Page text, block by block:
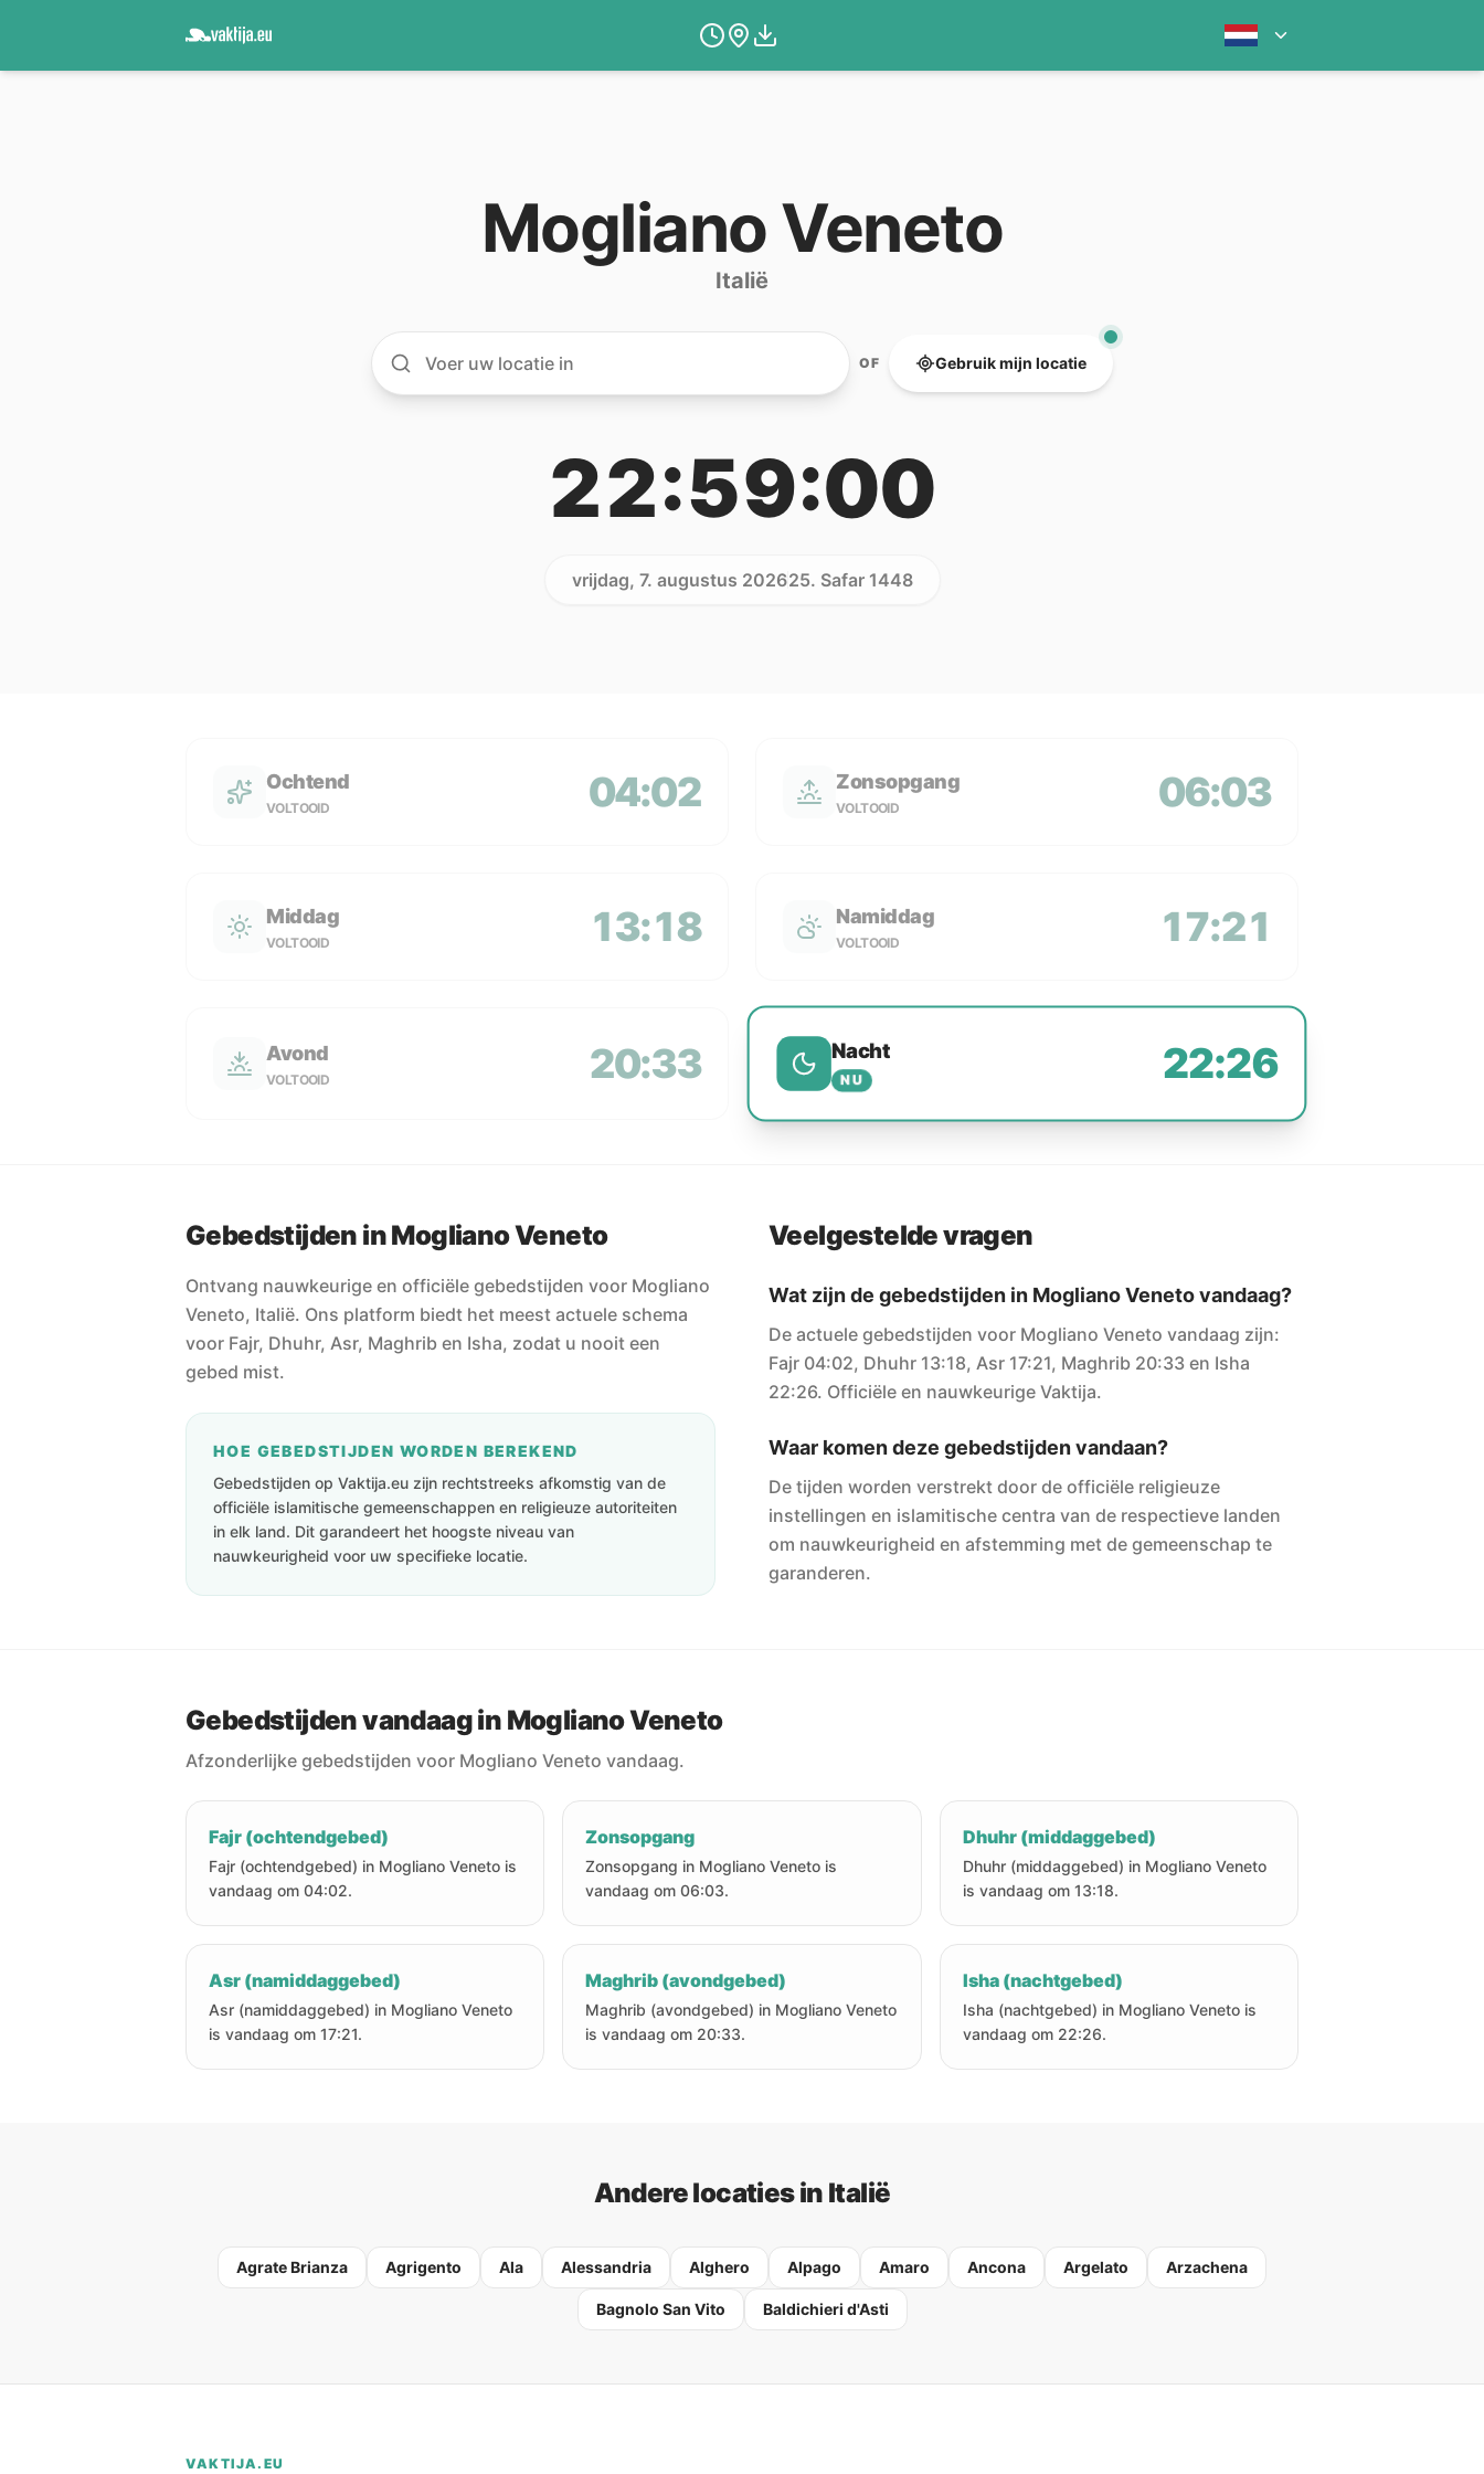
Mogliano Veneto
Italië
OF Gebruik mijn locatie
22:59:00
vrijdag, 7. augustus 202625. Safar 1448
Ochtend
VOLTOOID 04:02 Zonsopgang
VOLTOOID 06:03
Middag
VOLTOOID 13:18 Namiddag
VOLTOOID 17:21
Avond
VOLTOOID 20:33 Nacht
NU 22:26
Gebedstijden in Mogliano Veneto
Ontvang nauwkeurige en officiële gebedstijden voor Mogliano
Veneto, Italië. Ons platform biedt het meest actuele schema
voor Fajr, Dhuhr, Asr, Maghrib en Isha, zodat u nooit een
gebed mist.
HOE GEBEDSTIJDEN WORDEN BEREKEND
Gebedstijden op Vaktija.eu zijn rechtstreeks afkomstig van de
officiële islamitische gemeenschappen en religieuze autoriteiten
in elk land. Dit garandeert het hoogste niveau van
nauwkeurigheid voor uw specifieke locatie.
Veelgestelde vragen
Wat zijn de gebedstijden in Mogliano Veneto vandaag?
De actuele gebedstijden voor Mogliano Veneto vandaag zijn:
Fajr 04:02, Dhuhr 13:18, Asr 17:21, Maghrib 20:33 en Isha
22:26. Officiële en nauwkeurige Vaktija.
Waar komen deze gebedstijden vandaan?
De tijden worden verstrekt door de officiële religieuze
instellingen en islamitische centra van de respectieve landen
om nauwkeurigheid en afstemming met de gemeenschap te
garanderen.
Gebedstijden vandaag in Mogliano Veneto
Afzonderlijke gebedstijden voor Mogliano Veneto vandaag.
Fajr (ochtendgebed)
Fajr (ochtendgebed) in Mogliano Veneto is
vandaag om 04:02.
Zonsopgang
Zonsopgang in Mogliano Veneto is
vandaag om 06:03.
Dhuhr (middaggebed)
Dhuhr (middaggebed) in Mogliano Veneto
is vandaag om 13:18.
Asr (namiddaggebed)
Asr (namiddaggebed) in Mogliano Veneto
is vandaag om 17:21.
Maghrib (avondgebed)
Maghrib (avondgebed) in Mogliano Veneto
is vandaag om 20:33.
Isha (nachtgebed)
Isha (nachtgebed) in Mogliano Veneto is
vandaag om 22:26.
Andere locaties in Italië
Agrate Brianza Agrigento Ala Alessandria Alghero Alpago Amaro Ancona Argelato Arzachena
Bagnolo San Vito Baldichieri d'Asti
VAKTIJA.EU